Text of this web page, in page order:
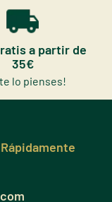
a partir de
35€
te lo pienses!